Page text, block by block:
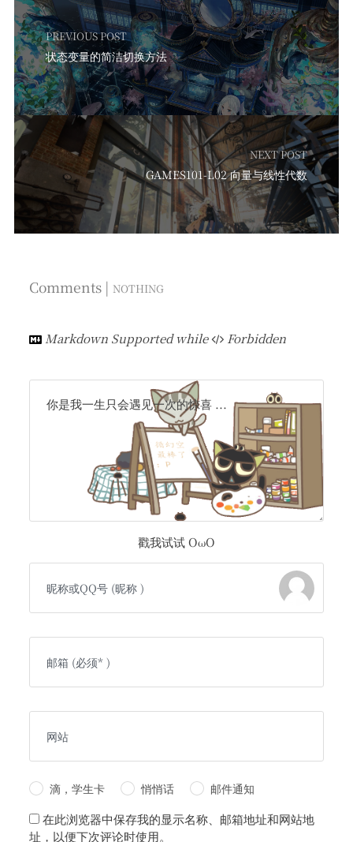
PREVIOUS POST
状态变量的简洁切换方法
NEXT POST
GAMES101-L02 向量与线性代数
Comments |NOTHING
Markdown Supported while Forbidden
你是我一生只会遇见一次的惊喜 ...
戳我试试 OωO
滴，学生卡 悄悄话 邮件通知
在此浏览器中保存我的显示名称、邮箱地址和网站地
址，以便下次评论时使用。